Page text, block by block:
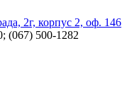
2г, корпус 2, оф. 146
(067) 500-1282